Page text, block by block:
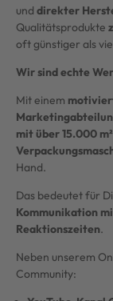
und direkter
Qualitätsprodukte
oft günstiger als
Wir sind echte
Mit einem
mit über 15.000
Hand.
Das bedeutet für
Kommunikation
Reaktionszeiten.
Neben unserem
Community: